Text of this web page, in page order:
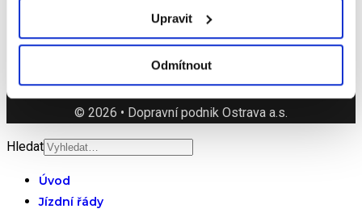
Upravit
Odmítnout
Poděbradova 494/2
702 00 Ostrava
© 2026 • Dopravní podnik Ostrava a.s.
Hledat
Úvod
Jízdní řády